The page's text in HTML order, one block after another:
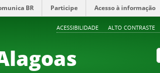
ACESSIBILIDADE ALTO CONTRASTE
BR Participe Acesso à informação